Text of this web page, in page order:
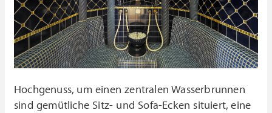
Hochgenuss, um einen zentralen Wasserbrunnen
sind gemütliche Sitz- und Sofa-Ecken situiert, eine